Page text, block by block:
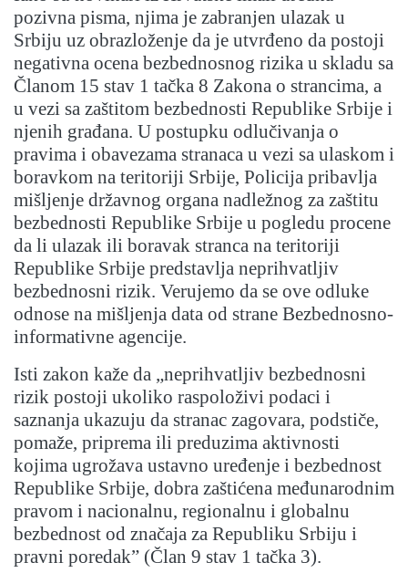
pozivna pisma, njima je zabranjen ulazak u
Srbiju uz obrazloženje da je utvrđeno da postoji
negativna ocena bezbednosnog rizika u skladu sa
Članom 15 stav 1 tačka 8 Zakona o strancima, a
u vezi sa zaštitom bezbednosti Republike Srbije i
njenih građana. U postupku odlučivanja o
pravima i obavezama stranaca u vezi sa ulaskom i
boravkom na teritoriji Srbije, Policija pribavlja
mišljenje državnog organa nadležnog za zaštitu
bezbednosti Republike Srbije u pogledu procene
da li ulazak ili boravak stranca na teritoriji
Republike Srbije predstavlja neprihvatljiv
bezbednosni rizik. Verujemo da se ove odluke
odnose na mišljenja data od strane Bezbednosno-
informativne agencije.
Isti zakon kaže da „neprihvatljiv bezbednosni
rizik postoji ukoliko raspoloživi podaci i
saznanja ukazuju da stranac zagovara, podstiče,
pomaže, priprema ili preduzima aktivnosti
kojima ugrožava ustavno uređenje i bezbednost
Republike Srbije, dobra zaštićena međunarodnim
pravom i nacionalnu, regionalnu i globalnu
bezbednost od značaja za Republiku Srbiju i
pravni poredak” (Član 9 stav 1 tačka 3).